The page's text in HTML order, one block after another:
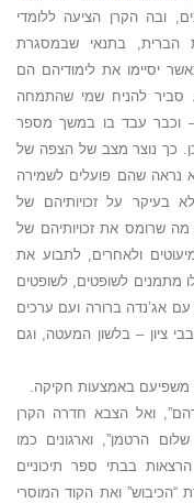
ובה הקרן הציעה ללומדי
הברית, בתנאי שבמסגרת
יסיימו את לימודיהם הם
סביר להניח שמי שהתמחה
וכבר עבד בו במשך מספר
כך נוצר מצב של הצפה של
נראה שהם פועלים לשמירה
בעיקר על זכויותיהם של
מה שרומס את זכויותיהם של
ולאחרים, לתבוע את
מתמנים לשופטים, לשופטים
אג’נדה ברורה ועם ערכים
ציון – בלשון המעטה, וגם
משפיעם באמצעות חקיקה.
ואל הצבא חדרה הקרן
הרטמן”, וארגונים כמו
בבתי ספר תיכוניים
“הכיבוש” ואת הקוד המוסרי